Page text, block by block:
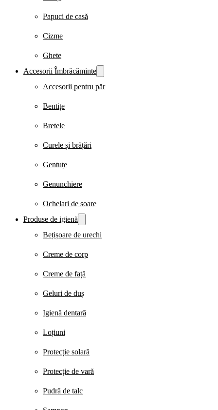
Papuci de casă
Cizme
Ghete
Accesorii Îmbrăcăminte
Accesorii pentru păr
Bentițe
Bretele
Curele și brățări
Gentuțe
Genunchiere
Ochelari de soare
Produse de igienă
Bețișoare de urechi
Creme de corp
Creme de față
Geluri de duș
Igienă dentară
Loțiuni
Protecție solară
Protecție de vară
Pudră de talc